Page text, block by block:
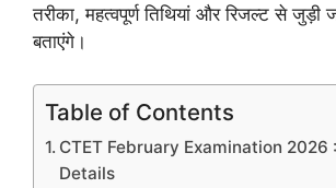
तरीका, महत्वपूर्ण तिथियां और रिजल्ट से जुड़ी
बताएंगे।
Table of Contents
CTET February Examination 2026
Details